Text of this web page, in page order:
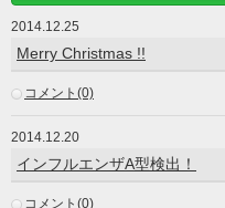
2014.12.25
Merry Christmas !!
コメント(0)
2014.12.20
インフルエンザA型検出！
コメント(0)